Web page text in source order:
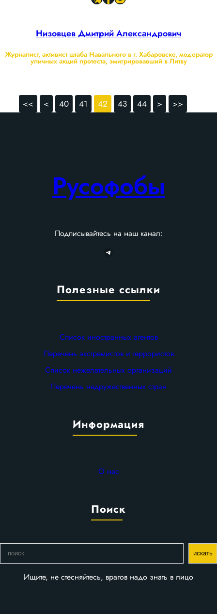
Низовцев Дмитрий Александрович
Журналист, активист штаба Навального в г. Хабаровске, модератор
уличных акций протеста, эмигрировавший в Литву
<< < 40 41 42 43 44 > >>
Русофобы
Подписывайтесь на наш канал:
Telegram
Полезные ссылки
Список иностранных агентов
Перечень экстремистов и террористов
Список нежелательных организаций
Перечень недружественных стран
Информация
О нас
Поиск
с
искать
Ищите, не стесняйтесь, врагов надо знать в лицо